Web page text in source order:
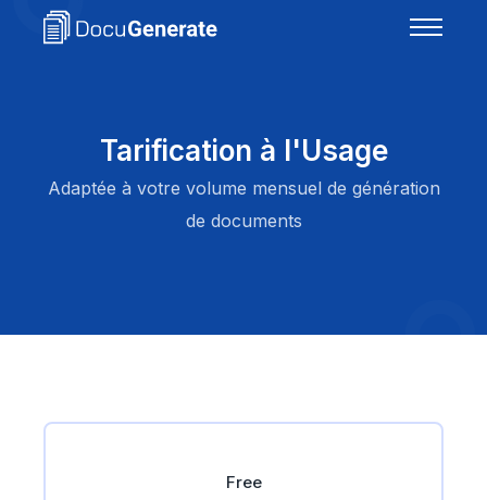
Tarification à l'Usage
Adaptée à votre volume mensuel de génération
de documents
Free